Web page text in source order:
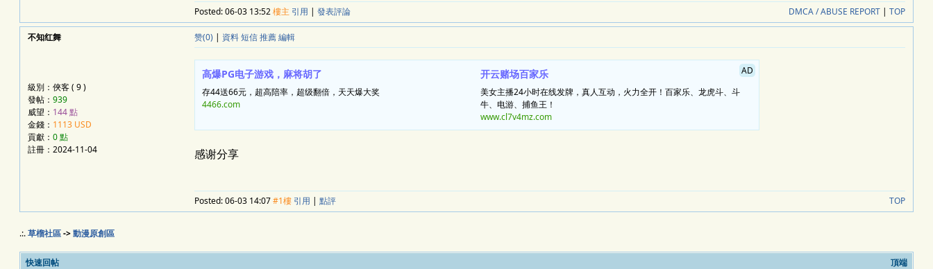
DMCA / ABUSE REPORT | TOP
Posted:06-03 13:52樓主 引用 | 發表評論
不知红舞
級別：俠客 ( 9 )
發帖： 939
威望： 144 點
金錢： 1113 USD
貢獻： 0 點
註冊：2024-11-04
赞(0) | 資料短信推薦編輯
高爆PG电子游戏，麻将胡了
存44送66元，超高陪率，超级翻倍，天天爆大奖
4466.com
开云赌场百家乐
美女主播24小时在线发牌，真人互动，火力全开！百家乐、龙虎斗、斗
牛、电游、捕鱼王！
www.cl7v4mz.com
AD
感谢分享
TOP
Posted:06-03 14:07#1樓 引用 | 點評
.:.草榴社區->動漫原創區
快速回帖 頂端